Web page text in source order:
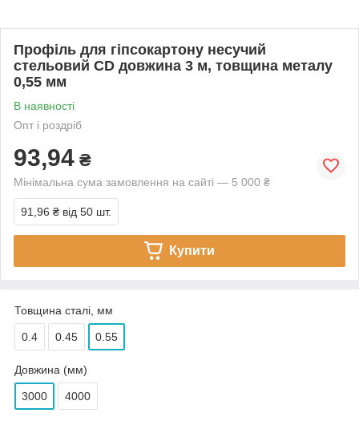
Профіль для гіпсокартону несучий
стельовий CD довжина 3 м, товщина металу
0,55 мм
В наявності
Опт і роздріб
93,94 ₴
Мінімальна сума замовлення на сайті — 5 000 ₴
91,96 ₴ від 50 шт.
Купити
Товщина сталі, мм
0.4 0.45 0.55
Довжина (мм)
3000 4000